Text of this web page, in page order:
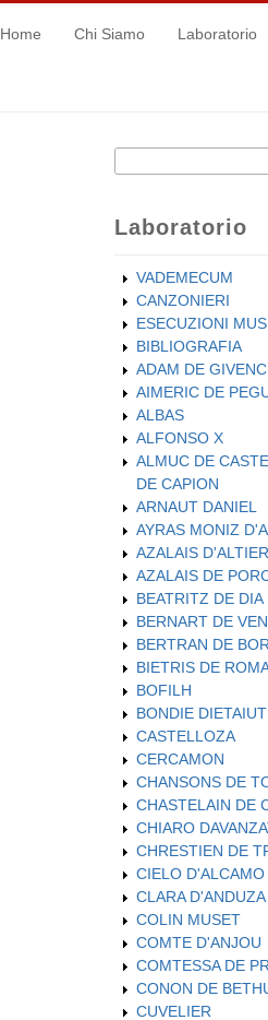
Home Chi Siamo Laboratorio
Form di
Cerca
Laboratorio
VADEMECUM
CANZONIERI
ESECUZIONI
BIBLIOGRAFIA
ADAM DE
AIMERIC DE
ALBAS
ALFONSO X
ALMUC DE
DE CAPION
ARNAUT DANIEL
AYRAS MONIZ
AZALAIS D'ALTIER
AZALAIS DE
BEATRITZ DE DIA
BERNART DE
BERTRAN DE
BIETRIS DE
BOFILH
BONDIE
CASTELLOZA
CERCAMON
CHANSONS DE
CHASTELAIN DE
CHIARO
CHRESTIEN DE
CIELO D'ALCAMO
CLARA D'ANDUZA
COLIN MUSET
COMTE D'ANJOU
COMTESSA DE
CONON DE
CUVELIER